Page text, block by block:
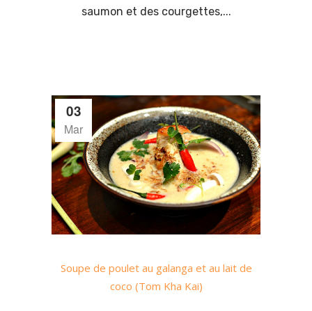
saumon et des courgettes,...
03
Mar
Soupe de poulet au galanga et au lait de
coco (Tom Kha Kai)